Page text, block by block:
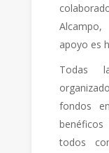
apoyo es
Todas
fondos
todos